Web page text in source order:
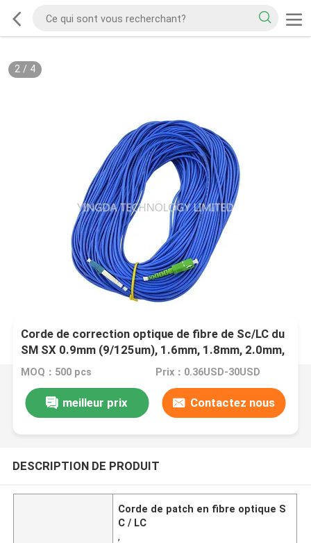
2/ 4
Corde de correction optique de fibre de Sc/LC du
SM SX 0.9mm (9/125um), 1.6mm, 1.8mm, 2.0mm,
3.0mm
MOQ：500 pcs Prix：0.36USD-30USD
meilleur prix Contactez nous
DESCRIPTION DE PRODUIT
Corde de patch en fibre optique S
C / LC
,